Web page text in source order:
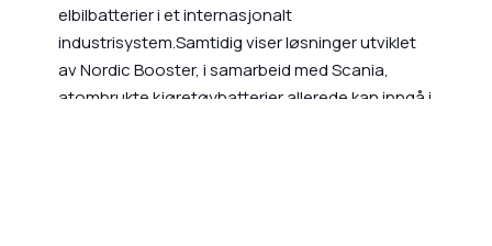
elbilbatterier i et internasjonalt
industrisystem.Samtidig viser løsninger utviklet
av Nordic Booster, i samarbeid med Scania,
atombrukte kjøretøybatterier allerede kan inngå i